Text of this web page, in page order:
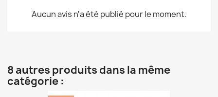
Aucun avis n'a été publié pour le moment.
8 autres produits dans la même
catégorie :